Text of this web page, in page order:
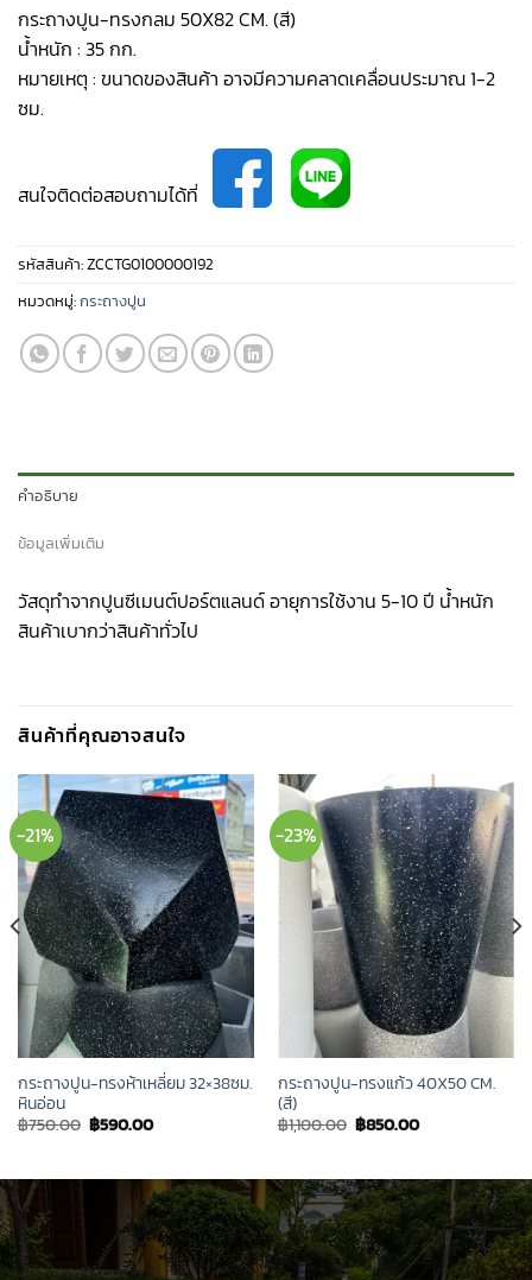
was:
฿4,000.00. ฿3,090.00.
กระถางปูน-ทรงกลม 50X82 CM. (สี)
น้ำหนัก : 35 กก.
หมายเหตุ : ขนาดของสินค้า อาจมีความคลาดเคลื่อนประมาณ 1-2
ซม.
สนใจติดต่อสอบถามได้ที่
รหัสสินค้า:ZCCTG0100000192
หมวดหมู่:กระถางปูน
คำอธิบาย
ข้อมูลเพิ่มเติม
วัสดุทำจากปูนซีเมนต์ปอร์ตแลนด์ อายุการใช้งาน 5-10 ปี น้ำหนัก
สินค้าเบากว่าสินค้าทั่วไป
สินค้าที่คุณอาจสนใจ
-21%
กระถางปูน-ทรงห้าเหลี่ยม 32×38ซม.
หินอ่อน
฿750.00 Original
price
฿590.00Current
price
-23%
กระถางปูน-ทรงแก้ว 40X50 CM.
(สี)
฿1,100.00 Original
price
฿850.00Current
price